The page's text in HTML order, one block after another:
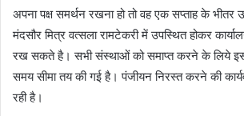
अपना पक्ष समर्थन रखना हो तो वह एक सप्ताह के भीतर
मंदसौर मित्र वत्सला रामटेकरी में उपस्थित होकर
रख सकते है। सभी संस्थाओं को समाप्त करने के लिये
समय सीमा तय की गई है। पंजीयन निरस्त करने की
रही है।